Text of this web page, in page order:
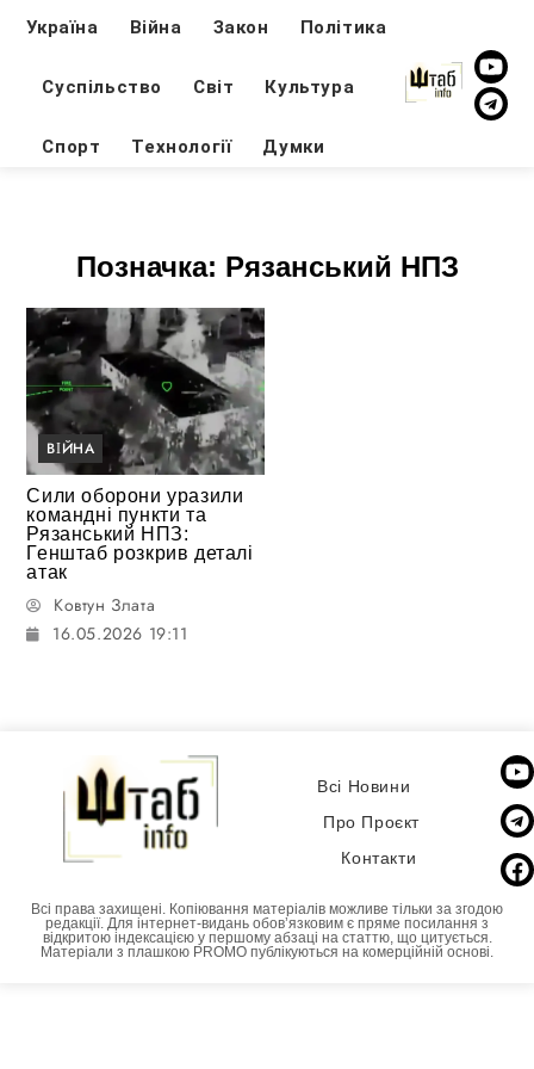
Україна Війна Закон Політика
Суспільство Світ Культура
Спорт Технології Думки
Позначка: Рязанський НПЗ
ВІЙНА
Сили оборони уразили
командні пункти та
Рязанський НПЗ:
Генштаб розкрив деталі
атак
Ковтун Злата
16.05.2026 19:11
Всі Новини
Про Проєкт
Контакти
Всі права захищені. Копіювання матеріалів можливе тільки за згодою
редакції. Для інтернет-видань обовʼязковим є пряме посилання з
відкритою індексацією у першому абзаці на статтю, що цитується.
Матеріали з плашкою PROMO публікуються на комерційній основі.